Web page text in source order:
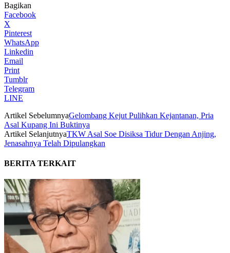
Bagikan
Facebook
X
Pinterest
WhatsApp
Linkedin
Email
Print
Tumblr
Telegram
LINE
Artikel SebelumnyaGelombang Kejut Pulihkan Kejantanan, Pria
Asal Kupang Ini Buktinya
Artikel SelanjutnyaTKW Asal Soe Disiksa Tidur Dengan Anjing,
Jenasahnya Telah Dipulangkan
BERITA TERKAIT